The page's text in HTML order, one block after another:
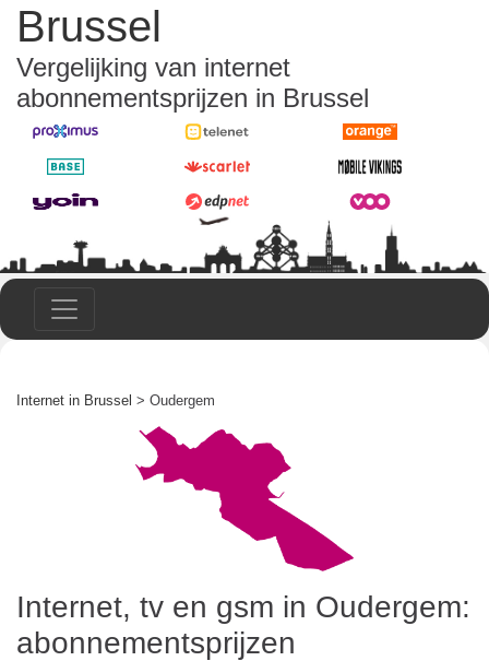
Brussel
Vergelijking van internet
abonnementsprijzen in Brussel
Internet in Brussel > Oudergem
Internet, tv en gsm in Oudergem:
abonnementsprijzen